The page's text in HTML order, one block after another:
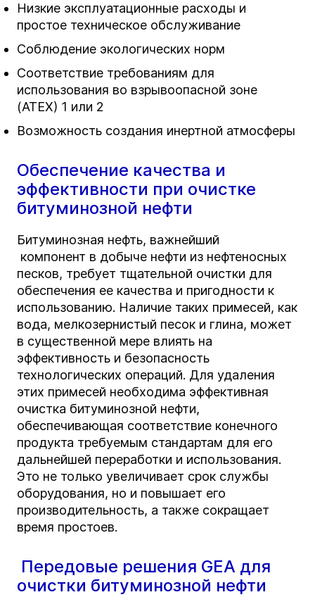
Низкие эксплуатационные расходы и
простое техническое обслуживание
Соблюдение экологических норм
Соответствие требованиям для
использования во взрывоопасной зоне
(ATEX) 1 или 2
Возможность создания инертной атмосферы
Обеспечение качества и
эффективности при очистке
битуминозной нефти
Битуминозная нефть, важнейший
компонент в добыче нефти из нефтеносных
песков, требует тщательной очистки для
обеспечения ее качества и пригодности к
использованию. Наличие таких примесей, как
вода, мелкозернистый песок и глина, может
в существенной мере влиять на
эффективность и безопасность
технологических операций. Для удаления
этих примесей необходима эффективная
очистка битуминозной нефти,
обеспечивающая соответствие конечного
продукта требуемым стандартам для его
дальнейшей переработки и использования.
Это не только увеличивает срок службы
оборудования, но и повышает его
производительность, а также сокращает
время простоев.
Передовые решения GEA для
очистки битуминозной нефти